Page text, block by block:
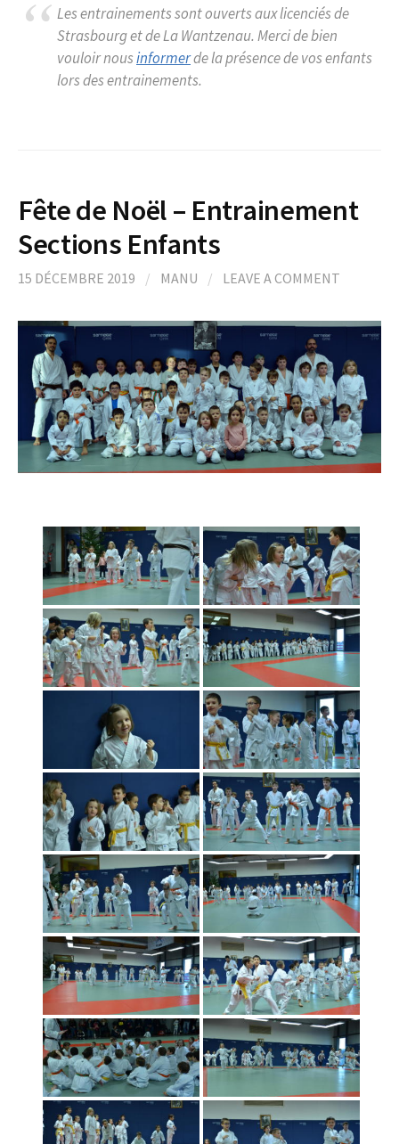
Les entrainements sont ouverts aux licenciés de
Strasbourg et de La Wantzenau. Merci de bien
vouloir nousinformerde la présence de vos enfants
lors des entrainements.
Fête de Noël – Entrainement
Sections Enfants
15 DÉCEMBRE 2019 / MANU / LEAVE A COMMENT